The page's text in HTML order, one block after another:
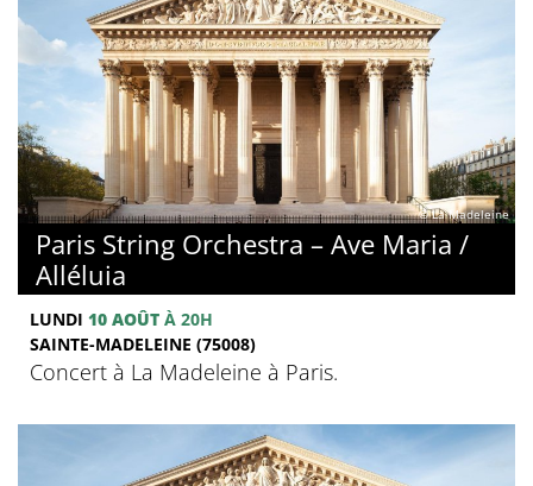
© La Madeleine
Paris String Orchestra – Ave Maria /
Alléluia
LUNDI 10 AOÛT À 20H
SAINTE-MADELEINE (75008)
Concert à La Madeleine à Paris.